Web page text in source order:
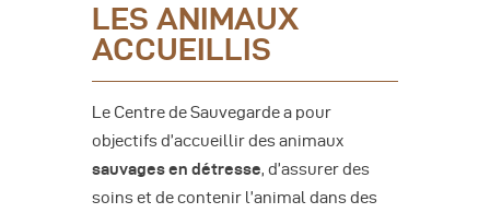
LES ANIMAUX
ACCUEILLIS
Le Centre de Sauvegarde a pour
objectifs d’accueillir des animaux
sauvagesen détresse, d’assurer des
soins et de contenir l’animal dans des